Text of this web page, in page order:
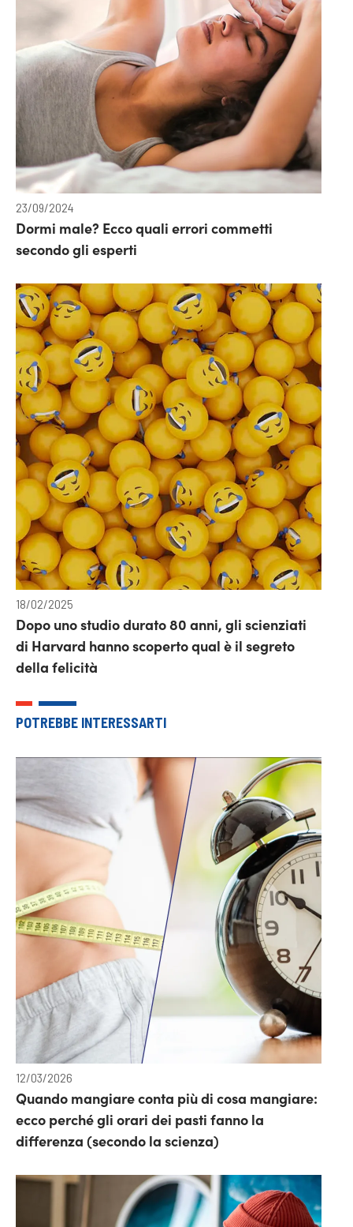
23/09/2024
Dormi male? Ecco quali errori commetti
secondo gli esperti
18/02/2025
Dopo uno studio durato 80 anni, gli scienziati
di Harvard hanno scoperto qual è il segreto
della felicità
POTREBBE INTERESSARTI
12/03/2026
Quando mangiare conta più di cosa mangiare:
ecco perché gli orari dei pasti fanno la
differenza (secondo la scienza)